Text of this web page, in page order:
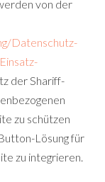
von der
Datenschutz-
der Shariff-
zu schützen
Lösung für
zu integrieren.